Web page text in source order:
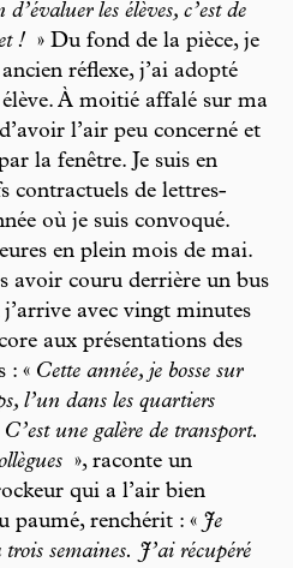
les élèves, c’est de
! » Du fond de la pièce, je
réflexe, j’ai adopté
À moitié affalé sur ma
l’air peu concerné et
la fenêtre. Je suis en
contractuels de lettres-
où je suis convoqué.
en plein mois de mai.
avoir couru derrière un bus
avec vingt minutes
aux présentations des
: « Cette année, je bosse sur
l’un dans les quartiers
une galère de transport.
», raconte un
qui a l’air bien
paumé, renchérit : « Je
semaines. J’ai récupéré